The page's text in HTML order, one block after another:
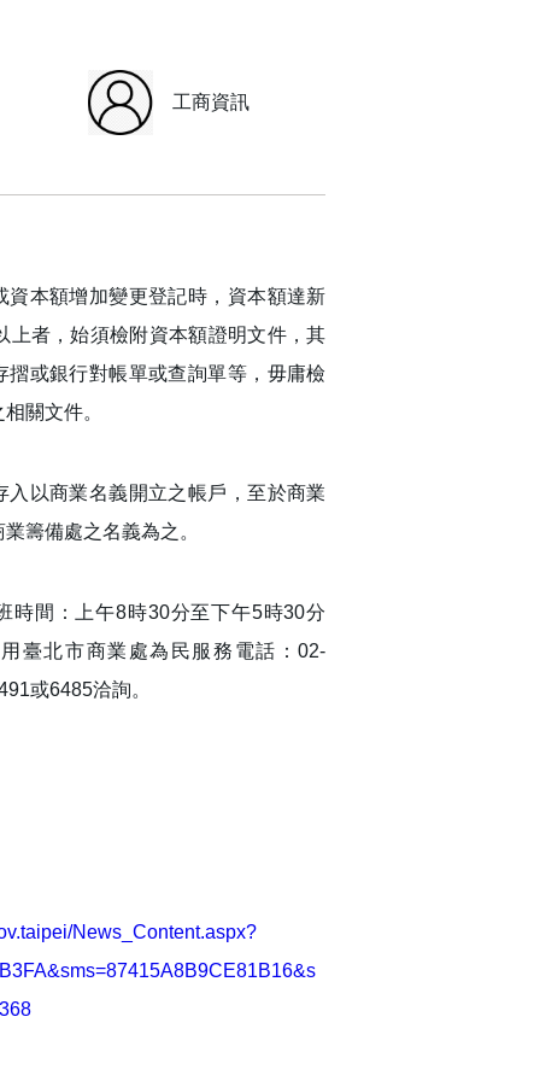
工商資訊
資本額增加變更登記時，資本額達新
上者，始須檢附資本額證明文件，其
摺或銀行對帳單或查詢單等，毋庸檢
關文件。
入以商業名義開立之帳戶，至於商業
籌備處之名義為之。
時間：上午8時30分至下午5時30分
臺北市商業處為民服務電話：02-
或6485洽詢。
News_Content.aspx?